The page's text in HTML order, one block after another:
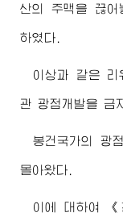
산의 주맥을 끊어
하였다.
이상과 같은 리
관 광점개발을 금
봉건국가의 광
몰아왔다.
이에 대하여 《